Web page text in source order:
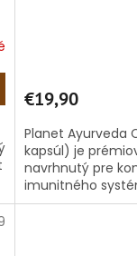
€19,90
Planet Ayurveda
kapsúl) je
navrhnutý pre
imunitného
ciest a celkovej